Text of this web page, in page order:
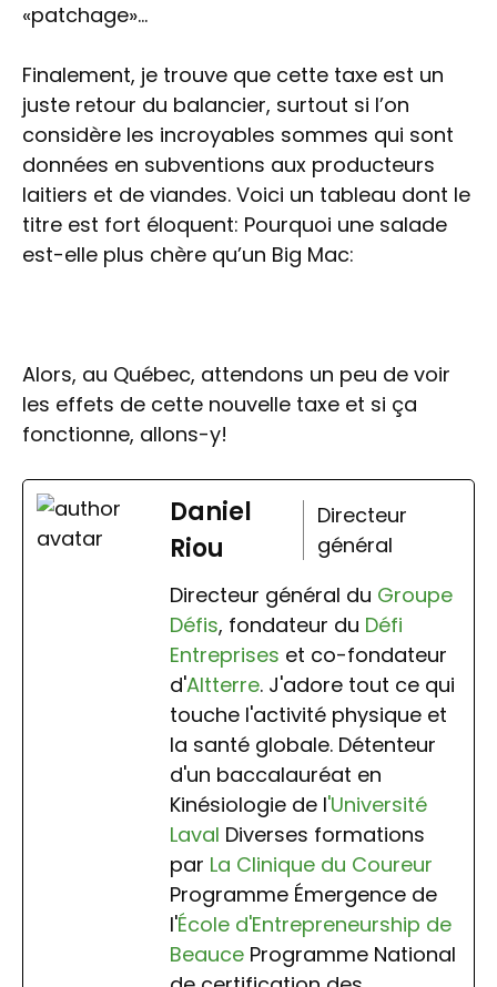
«patchage»…
Finalement, je trouve que cette taxe est un
juste retour du balancier, surtout si l’on
considère les incroyables sommes qui sont
données en subventions aux producteurs
laitiers et de viandes. Voici un tableau dont le
titre est fort éloquent: Pourquoi une salade
est-elle plus chère qu’un Big Mac:
Alors, au Québec, attendons un peu de voir
les effets de cette nouvelle taxe et si ça
fonctionne, allons-y!
Daniel
Riou
Directeur
général
Directeur général du Groupe
Défis, fondateur du Défi
Entreprises et co-fondateur
d'Altterre. J'adore tout ce qui
touche l'activité physique et
la santé globale. Détenteur
d'un baccalauréat en
Kinésiologie de l'Université
Laval Diverses formations
par La Clinique du Coureur
Programme Émergence de
l'École d'Entrepreneurship de
Beauce Programme National